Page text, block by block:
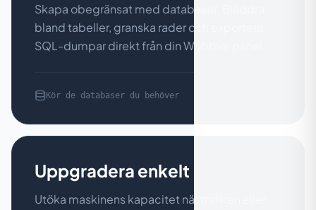
Skapa obegränsat med databaser. Bläddra
bland tabeller, granska rader och exportera
SQL-dumpar direkt från din Wobbio-panel.
Kör de databaser du behöver
Uppgradera enkelt
Utöka maskinens kapacitet när trafiken eller